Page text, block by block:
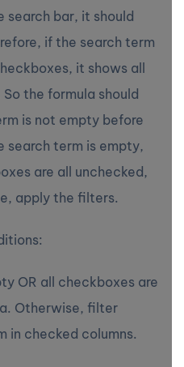
search bar, it should
if the search term
it shows all
the formula should
is not empty before
search term is empty,
are all unchecked,
apply the filters.
OR all checkboxes are
Otherwise, filter
in checked columns.